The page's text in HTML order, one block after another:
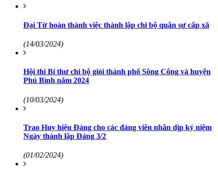
Đại Từ hoàn thành việc thành lập chi bộ quân sự cấp xã
(14/03/2024)
Hội thi Bí thư chi bộ giỏi thành phố Sông Công và huyện
Phú Bình năm 2024
(10/03/2024)
Trao Huy hiệu Đảng cho các đảng viên nhân dịp kỷ niệm
Ngày thành lập Đảng 3/2
(01/02/2024)